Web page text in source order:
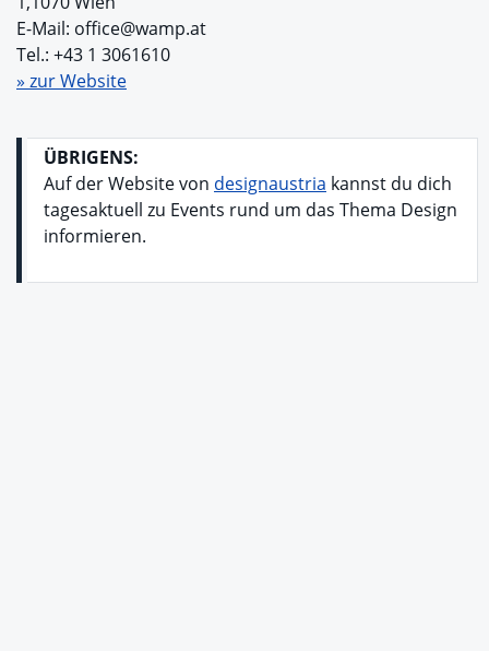
E-Mail: office@wamp.at
Tel.: +43 1 3061610
» zur Website
ÜBRIGENS:
Auf der Website von designaustria kannst du dich
tagesaktuell zu Events rund um das Thema Design
informieren.